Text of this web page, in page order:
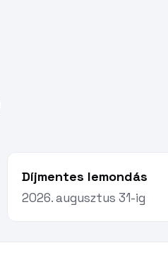
Díjmentes lemondás
2026. augusztus 31-ig